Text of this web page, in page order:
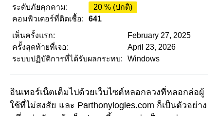
ระดับภัยคุกคาม:
20 % (ปกติ)
คอมพิวเตอร์ที่ติดเชื้อ:
641
เห็นครั้งแรก:
February 27, 2025
ครั้งสุดท้ายที่เจอ:
April 23, 2026
ระบบปฏิบัติการที่ได้รับผลกระทบ:
Windows
อินเทอร์เน็ตเต็มไปด้วยเว็บไซต์หลอกลวงที่หลอกล่อผู้
ใช้ที่ไม่สงสัย และ Parthonylogles.com ก็เป็นตัวอย่าง